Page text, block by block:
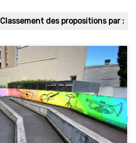
Classement des propositions par :